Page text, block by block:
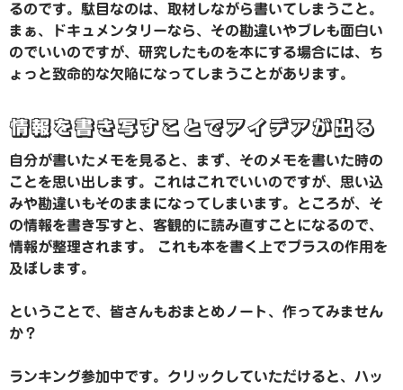
るのです。駄目なのは、取材しながら書いてしまうこと。
まぁ、ドキュメンタリーなら、その勘違いやブレも面白い
のでいいのですが、研究したものを本にする場合には、ち
ょっと致命的な欠陥になってしまうことがあります。
情報を書き写すことでアイデアが出る
自分が書いたメモを見ると、まず、そのメモを書いた時の
ことを思い出します。これはこれでいいのですが、思い込
みや勘違いもそのままになってしまいます。ところが、そ
の情報を書き写すと、客観的に読み直すことになるので、
情報が整理されます。 これも本を書く上でプラスの作用を
及ぼします。
ということで、皆さんもおまとめノート、作ってみません
か？
ランキング参加中です。クリックしていただけると、ハッ